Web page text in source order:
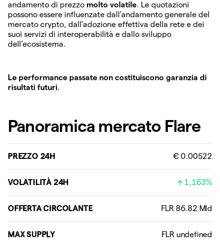
andamento di prezzo molto volatile. Le quotazioni
possono essere influenzate dall’andamento generale del
mercato crypto, dall’adozione effettiva della rete e dei
suoi servizi di interoperabilità e dallo sviluppo
dell’ecosistema.
Le performance passate non costituiscono garanzia di
risultati futuri.
Panoramica mercato Flare
PREZZO 24H € 0.00522
VOLATILITÀ 24H 1,163%
OFFERTA CIRCOLANTE
MAX SUPPLY